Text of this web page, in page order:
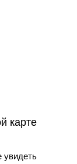
карте
увидеть